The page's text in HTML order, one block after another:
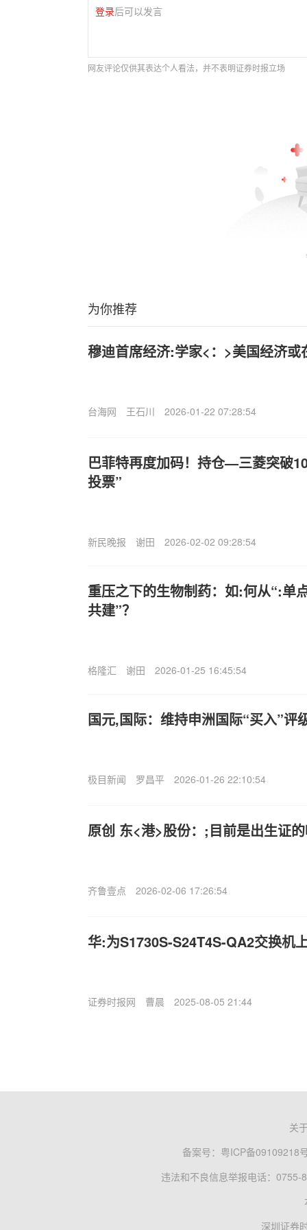
登录后可以发言
网友评论仅供其表达个人看法，并不表明证券时报立场
为你推荐
穆迪首席经济:学家<：>美国经济或
台海网 王石川 2026-01-22 07:28:54
巴菲特再度加码！持仓—三菱突破
投票”
新民晚报 谢田 2026-02-02 09:28:54
重压之下的生物制药：如:何从“:单
共建”？
格隆汇 谢田 2026-01-25 16:45:54
国元,国际：维持申洲国际“买入”评
极目新闻 罗昌平 2026-01-26 22:10:54
原创 东<港>股份：;目前是出生证
齐鲁壹点 2026-02-06 17:26:54
华:为S1730S-S24T4S-QA2交换机
证券时报网 曹晨 2025-08-05 21:44
关
备案号： 粤ICP备09109218
违法和不良信息举报电话：0755-
深圳证券